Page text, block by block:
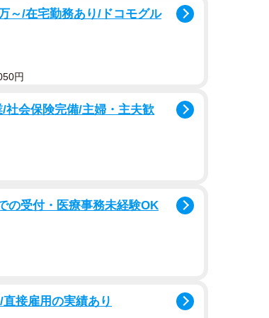
たよー！（提供画像）
初めてミッキーの胸に飛び込む3歳児
）さんの娘さんはミッキーが大好
ド近くのディズニーアンバサダーホテ
～/在宅勤務あり/ドコモグル
円
社会保険完備/主婦・主夫歓
の受付・医療事務未経験OK
接雇用の実績あり